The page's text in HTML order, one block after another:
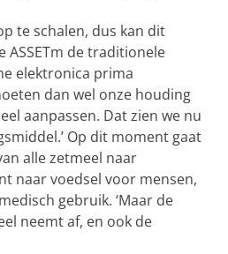
te schalen, dus kan dit
ASSETm de traditionele
elektronica prima
dan wel onze houding
aanpassen. Dat zien we nu
Op dit moment gaat
alle zetmeel naar
naar voedsel voor mensen,
gebruik. ‘Maar de
neemt af, en ook de